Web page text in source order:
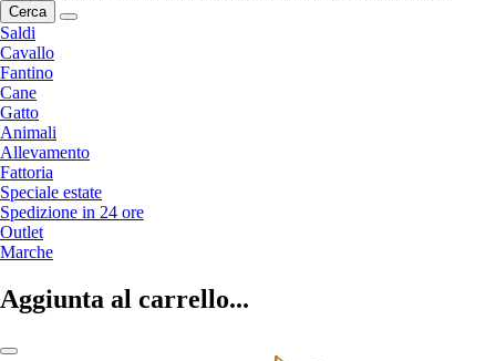
Cerca
Saldi
Cavallo
Fantino
Cane
Gatto
Animali
Allevamento
Fattoria
Speciale estate
Spedizione in 24 ore
Outlet
Marche
Aggiunta al carrello...